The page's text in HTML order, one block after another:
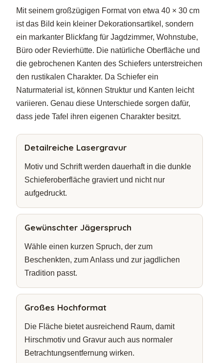
Mit seinem großzügigen Format von etwa 40 × 30 cm
ist das Bild kein kleiner Dekorationsartikel, sondern
ein markanter Blickfang für Jagdzimmer, Wohnstube,
Büro oder Revierhütte. Die natürliche Oberfläche und
die gebrochenen Kanten des Schiefers unterstreichen
den rustikalen Charakter. Da Schiefer ein
Naturmaterial ist, können Struktur und Kanten leicht
variieren. Genau diese Unterschiede sorgen dafür,
dass jede Tafel ihren eigenen Charakter besitzt.
Detailreiche Lasergravur
Motiv und Schrift werden dauerhaft in die dunkle
Schieferoberfläche graviert und nicht nur
aufgedruckt.
Gewünschter Jägerspruch
Wähle einen kurzen Spruch, der zum
Beschenkten, zum Anlass und zur jagdlichen
Tradition passt.
Großes Hochformat
Die Fläche bietet ausreichend Raum, damit
Hirschmotiv und Gravur auch aus normaler
Betrachtungsentfernung wirken.